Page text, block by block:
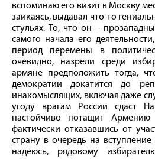
вспоминаю его визит в Москву
заикаясь, выдавал что-то
стульях. То, что он –
самого начала его
период перемены в
очевидно, назрели среди
армяне предположить тогда,
демократии докатится до
инакомыслящих, включая даже
угоду врагам России сдаст
настойчиво потащит
фактически отказавшись от
страну в очередь на
надеюсь, рядовому